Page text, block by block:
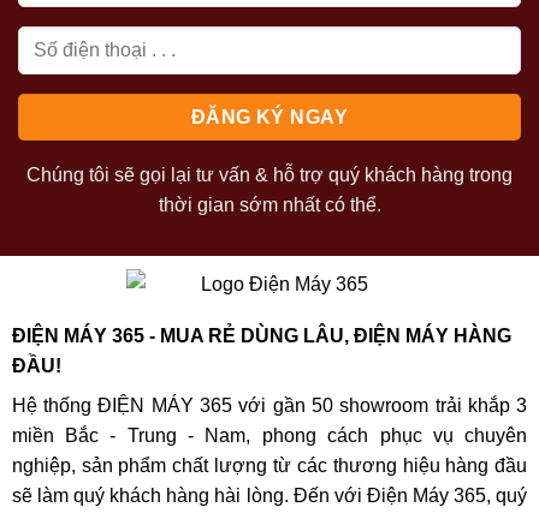
Chúng tôi sẽ gọi lại tư vấn & hỗ trợ quý khách hàng trong
thời gian sớm nhất có thể.
ĐIỆN MÁY 365 - MUA RẺ DÙNG LÂU, ĐIỆN MÁY HÀNG
ĐẦU!
Hệ thống ĐIỆN MÁY 365 với gần 50 showroom trải khắp 3
miền Bắc - Trung - Nam, phong cách phục vụ chuyên
nghiệp, sản phẩm chất lượng từ các thương hiệu hàng đầu
sẽ làm quý khách hàng hài lòng. Đến với Điện Máy 365, quý